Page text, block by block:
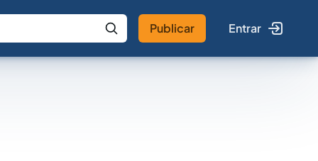
IA Buscar no Jus
Publicar Entrar